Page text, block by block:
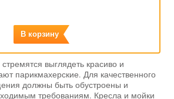
В корзину
выглядеть красиво и
парикмахерские. Для качественного
должны быть обустроены и
требованиям. Кресла и мойки